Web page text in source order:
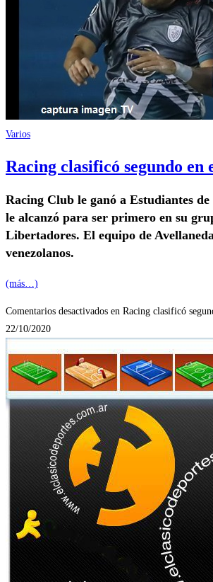
Varios
Racing clasificó segundo en
Racing Club le ganó a Estudiantes
le alcanzó para ser primero en su
Libertadores. El equipo de
venezolanos.
(más…)
Comentarios desactivados en Racing clasificó
22/10/2020